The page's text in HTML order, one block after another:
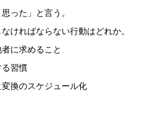
った」と言う。
ければならない行動はどれか。
に求めること
る習慣
換のスケジュール化